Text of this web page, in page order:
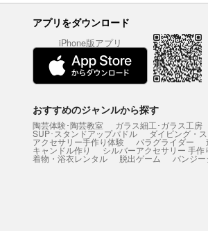
アプリをダウンロード
iPhone版アプリ
おすすめのジャンルから探す
陶芸体験･陶芸教室 ガラス細工･ガラス工房
SUP･スタンドアップパドル ダイビング・
アクセサリー手作り体験 パラグライダー
キャンドル作り シルバーアクセサリー 手作
着物・浴衣レンタル 脱出ゲーム バンジ